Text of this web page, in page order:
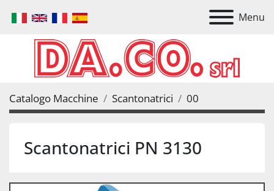
Menu
Catalogo Macchine Scantonatrici 00
Scantonatrici PN 3130